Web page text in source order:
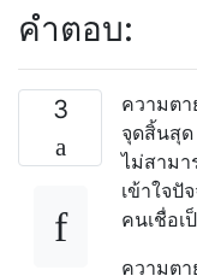
คำตอบ:
3
ความตา
จุดสิ้นสุ
ไม่สามา
เข้าใจปั
คนเชื่อเ
ความตา